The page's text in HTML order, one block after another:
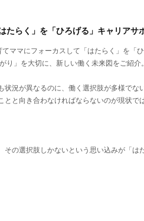
らく」を「ひろげる」キャリアサ
マにフォーカスして「はたらく」を「
り」を大切に、新しい働く未来図をご紹介。
況が異なるのに、働く選択肢が多様でな
と向き合わなければならないのが現状で
選択肢しかないという思い込みが「はた